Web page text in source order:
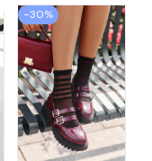
−30%